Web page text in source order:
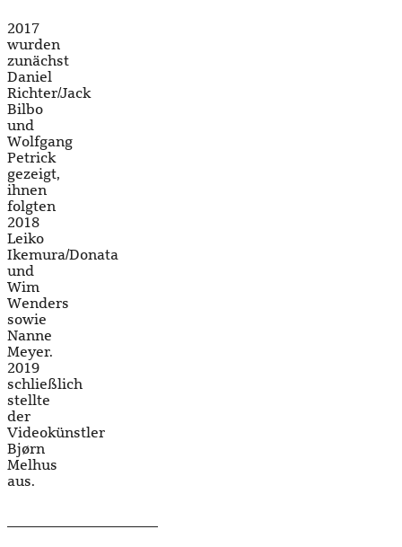
2017
wurden
zunächst
Daniel
Richter/Jack
Bilbo
und
Wolfgang
Petrick
gezeigt,
ihnen
folgten
2018
Leiko
Ikemura/Donata
und
Wim
Wenders
sowie
Nanne
Meyer.
2019
schließlich
stellte
der
Videokünstler
Bjørn
Melhus
aus.